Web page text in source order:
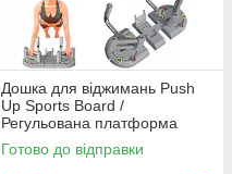
Дошка для віджимань Push
Up Sports Board /
Регульована платформа
тренажер для віджимань /
Упори від підлоги
Готово до відправки